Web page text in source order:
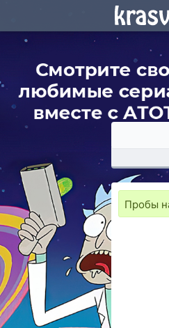
Пробы